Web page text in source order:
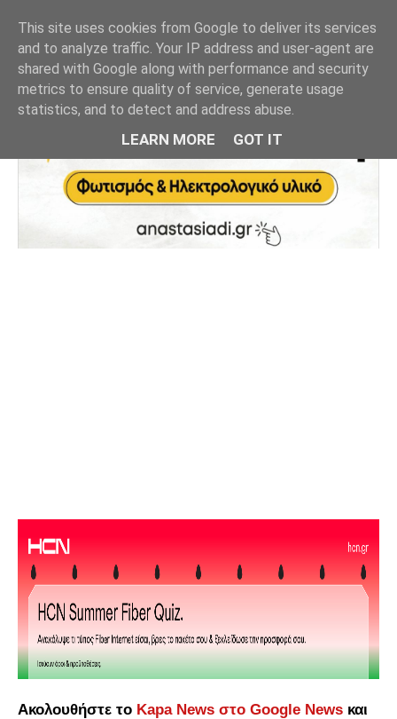
Ακολουθήστε το Kapa News στο Google News και
This site uses cookies from Google to deliver its services
and to analyze traffic. Your IP address and user-agent are
shared with Google along with performance and security
metrics to ensure quality of service, generate usage
statistics, and to detect and address abuse.
LEARN MORE GOT IT